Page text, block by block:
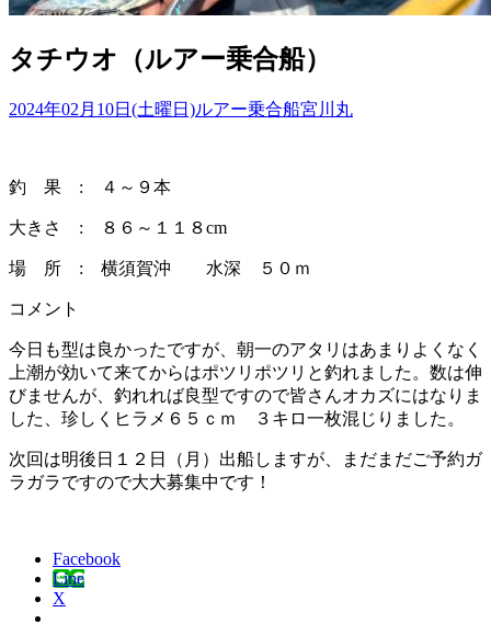
タチウオ（ルアー乗合船）
2024年02月10日(土曜日)ルアー乗合船宮川丸
釣 果 : ４～９本
大きさ : ８６～１１８cm
場 所 : 横須賀沖 水深 ５０ｍ
コメント
今日も型は良かったですが、朝一のアタリはあまりよくなく
上潮が効いて来てからはポツリポツリと釣れました。数は伸
びませんが、釣れれば良型ですので皆さんオカズにはなりま
した、珍しくヒラメ６５ｃｍ ３キロ一枚混じりました。
次回は明後日１２日（月）出船しますが、まだまだご予約ガ
ラガラですので大大募集中です！
Facebook
Line
X